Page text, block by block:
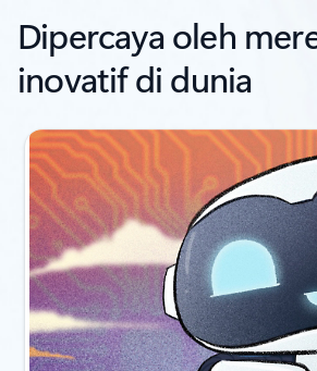
Dipercaya oleh
inovatif di dunia
1